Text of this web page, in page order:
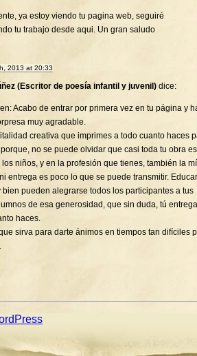
ya estoy viendo tu pagina web, seguiré
tu trabajo desde aqui. Un gran saludo
2013 at 20:33
(Escritor de poesía infantil y juvenil) dice:
Acabo de entrar por primera vez en tu página y
muy agradable.
creativa que imprimes a todo cuanto haces
porque, no se puede olvidar que casi toda tu obra
niños, y en la profesión que tienes, también la
entrega es poco lo que se puede transmitir.
bien pueden alegrarse todos los participantes a tus
de esa generosidad, que sin duda, tú
haces.
sirva para darte ánimos en tiempos tan difíciles